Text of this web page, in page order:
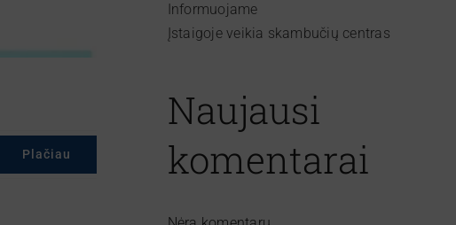
Plačiau
Informuojame
Įstaigoje veikia skambučių centras
Naujausi
komentarai